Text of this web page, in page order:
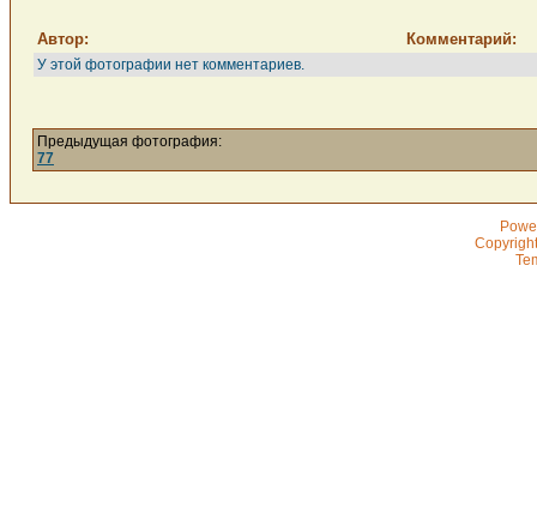
Автор: Комментарий:
У этой фотографии нет комментариев.
Предыдущая фотография:
77